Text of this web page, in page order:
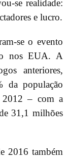
se realidade:
e lucro.
se o evento
nos EUA. A
anteriores,
da população
2012 – com a
31,1 milhões
2016 também